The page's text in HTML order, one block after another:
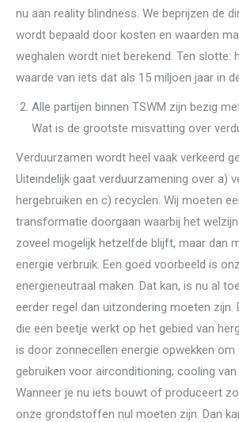
nu aan reality blindness. We beprijzen de
wordt bepaald door kosten en waarden
weghalen wordt niet berekend. Ten slotte:
waarde van iets dat als 15 miljoen jaar in
Alle partijen binnen TSWM zijn bezig
Wat is de grootste misvatting over
Verduurzamen wordt heel vaak verkeerd
Uiteindelijk gaat verduurzamening over a)
hergebruiken en c) recyclen. Wij moeten
transformatie doorgaan waarbij het
zoveel mogelijk hetzelfde blijft, maar dan
energie verbruik. Een goed voorbeeld is
energieneutraal maken. Dat kan, is nu al
eerder regel dan uitzondering moeten zijn.
die een beetje werkt op het gebied van
is door zonnecellen energie opwekken om
gebruiken voor airconditioning; cooling
Wanneer je nu iets bouwt of produceert
onze grondstoffen nul moeten zijn. Dan